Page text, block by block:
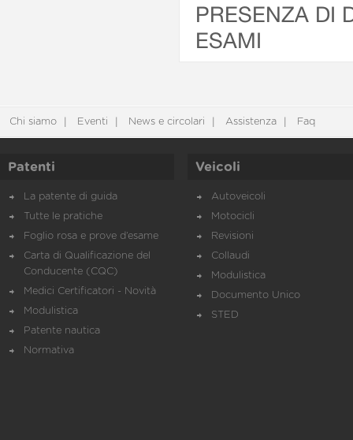
PRESENZA DI
ESAMI
Chi siamo Eventi News e circolari Assistenza Faq
Patenti
La patente di guida
Tutte le pratiche
Foglio rosa e prove d’esame
Carta di Qualificazione del
Conducente (CQC)
Medici Certificatori - Novità
Modulistica
Patente nautica
Normativa
Veicoli
Autoveicoli
Motocicli
Revisioni
Collaudi
Modulistica
Documento Unico
STED